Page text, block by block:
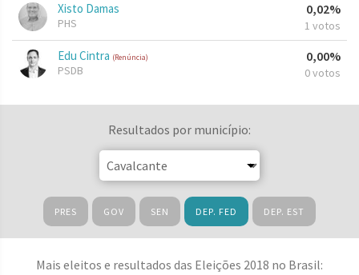
Xisto Damas
PHS
0,02%
1 votos
Edu Cintra (Renúncia)
PSDB
0,00%
0 votos
Resultados por município:
PRES GOV SEN DEP. FED DEP. EST
Mais eleitos e resultados das Eleições 2018 no Brasil: